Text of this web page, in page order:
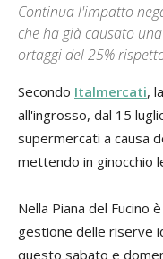
Continua l'impatto
che ha già causato
ortaggi del 25%
Secondo Italmercati,
all'ingrosso, dal 15
supermercati a causa
mettendo in ginocchio
Nella Piana del Fucino
gestione delle riserve
questo sabato e